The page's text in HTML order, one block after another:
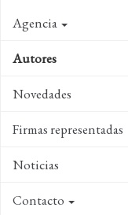
Agencia
Autores
Novedades
Firmas representadas
Noticias
Contacto